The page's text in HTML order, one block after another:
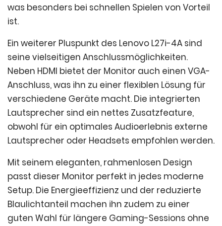
was besonders bei schnellen Spielen von Vorteil
ist.
Ein weiterer Pluspunkt des Lenovo L27i-4A sind
seine vielseitigen Anschlussmöglichkeiten.
Neben HDMI bietet der Monitor auch einen VGA-
Anschluss, was ihn zu einer flexiblen Lösung für
verschiedene Geräte macht. Die integrierten
Lautsprecher sind ein nettes Zusatzfeature,
obwohl für ein optimales Audioerlebnis externe
Lautsprecher oder Headsets empfohlen werden.
Mit seinem eleganten, rahmenlosen Design
passt dieser Monitor perfekt in jedes moderne
Setup. Die Energieeffizienz und der reduzierte
Blaulichtanteil machen ihn zudem zu einer
guten Wahl für längere Gaming-Sessions ohne